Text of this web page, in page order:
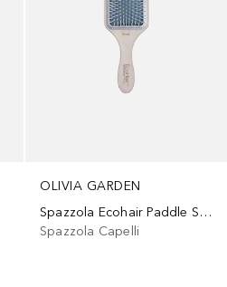
OLIVIA GARDEN
Spazzola Ecohair Paddle Styler
Spazzola Capelli